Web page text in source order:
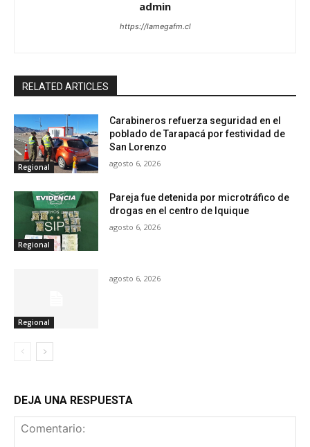
admin
https://lamegafm.cl
RELATED ARTICLES
Regional
Carabineros refuerza seguridad en el
poblado de Tarapacá por festividad de
San Lorenzo
agosto 6, 2026
Regional
Pareja fue detenida por microtráfico de
drogas en el centro de Iquique
agosto 6, 2026
Regional
agosto 6, 2026
DEJA UNA RESPUESTA